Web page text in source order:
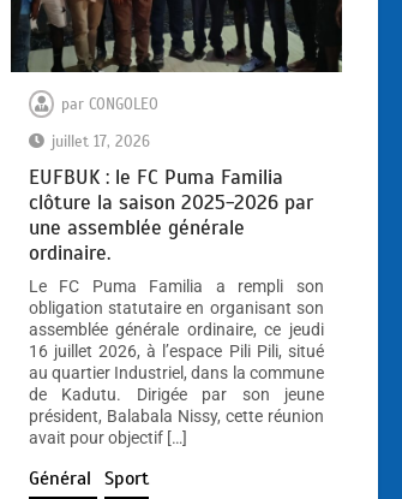
par CONGOLEO
juillet 17, 2026
EUFBUK : le FC Puma Familia
clôture la saison 2025-2026 par
une assemblée générale
ordinaire.
Le FC Puma Familia a rempli son
obligation statutaire en organisant son
assemblée générale ordinaire, ce jeudi
16 juillet 2026, à l’espace Pili Pili, situé
au quartier Industriel, dans la commune
de Kadutu. Dirigée par son jeune
président, Balabala Nissy, cette réunion
avait pour objectif […]
Général Sport